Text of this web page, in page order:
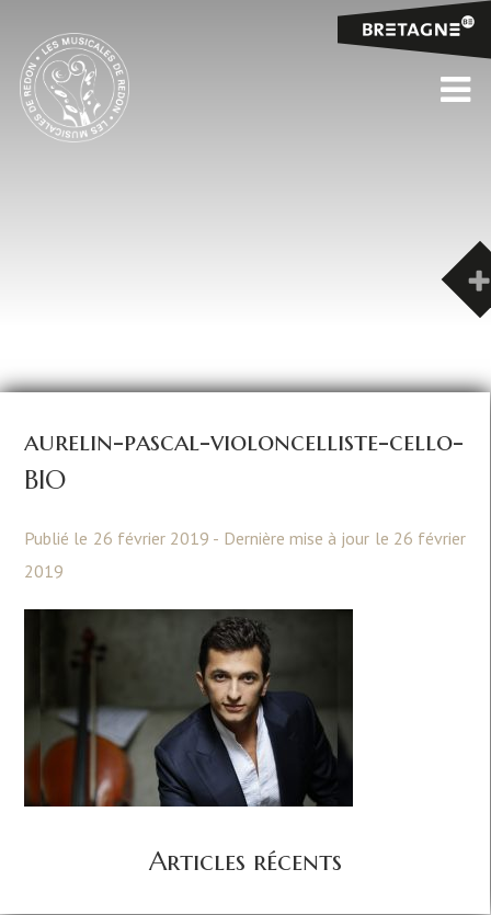
aurelin-pascal-violoncelliste-cello-
BIO
Publié le 26 février 2019 - Dernière mise à jour le 26 février
2019
Articles récents